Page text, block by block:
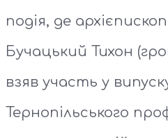
подія, де
Бучацький Тихон
взяв участь у
Тернопільського